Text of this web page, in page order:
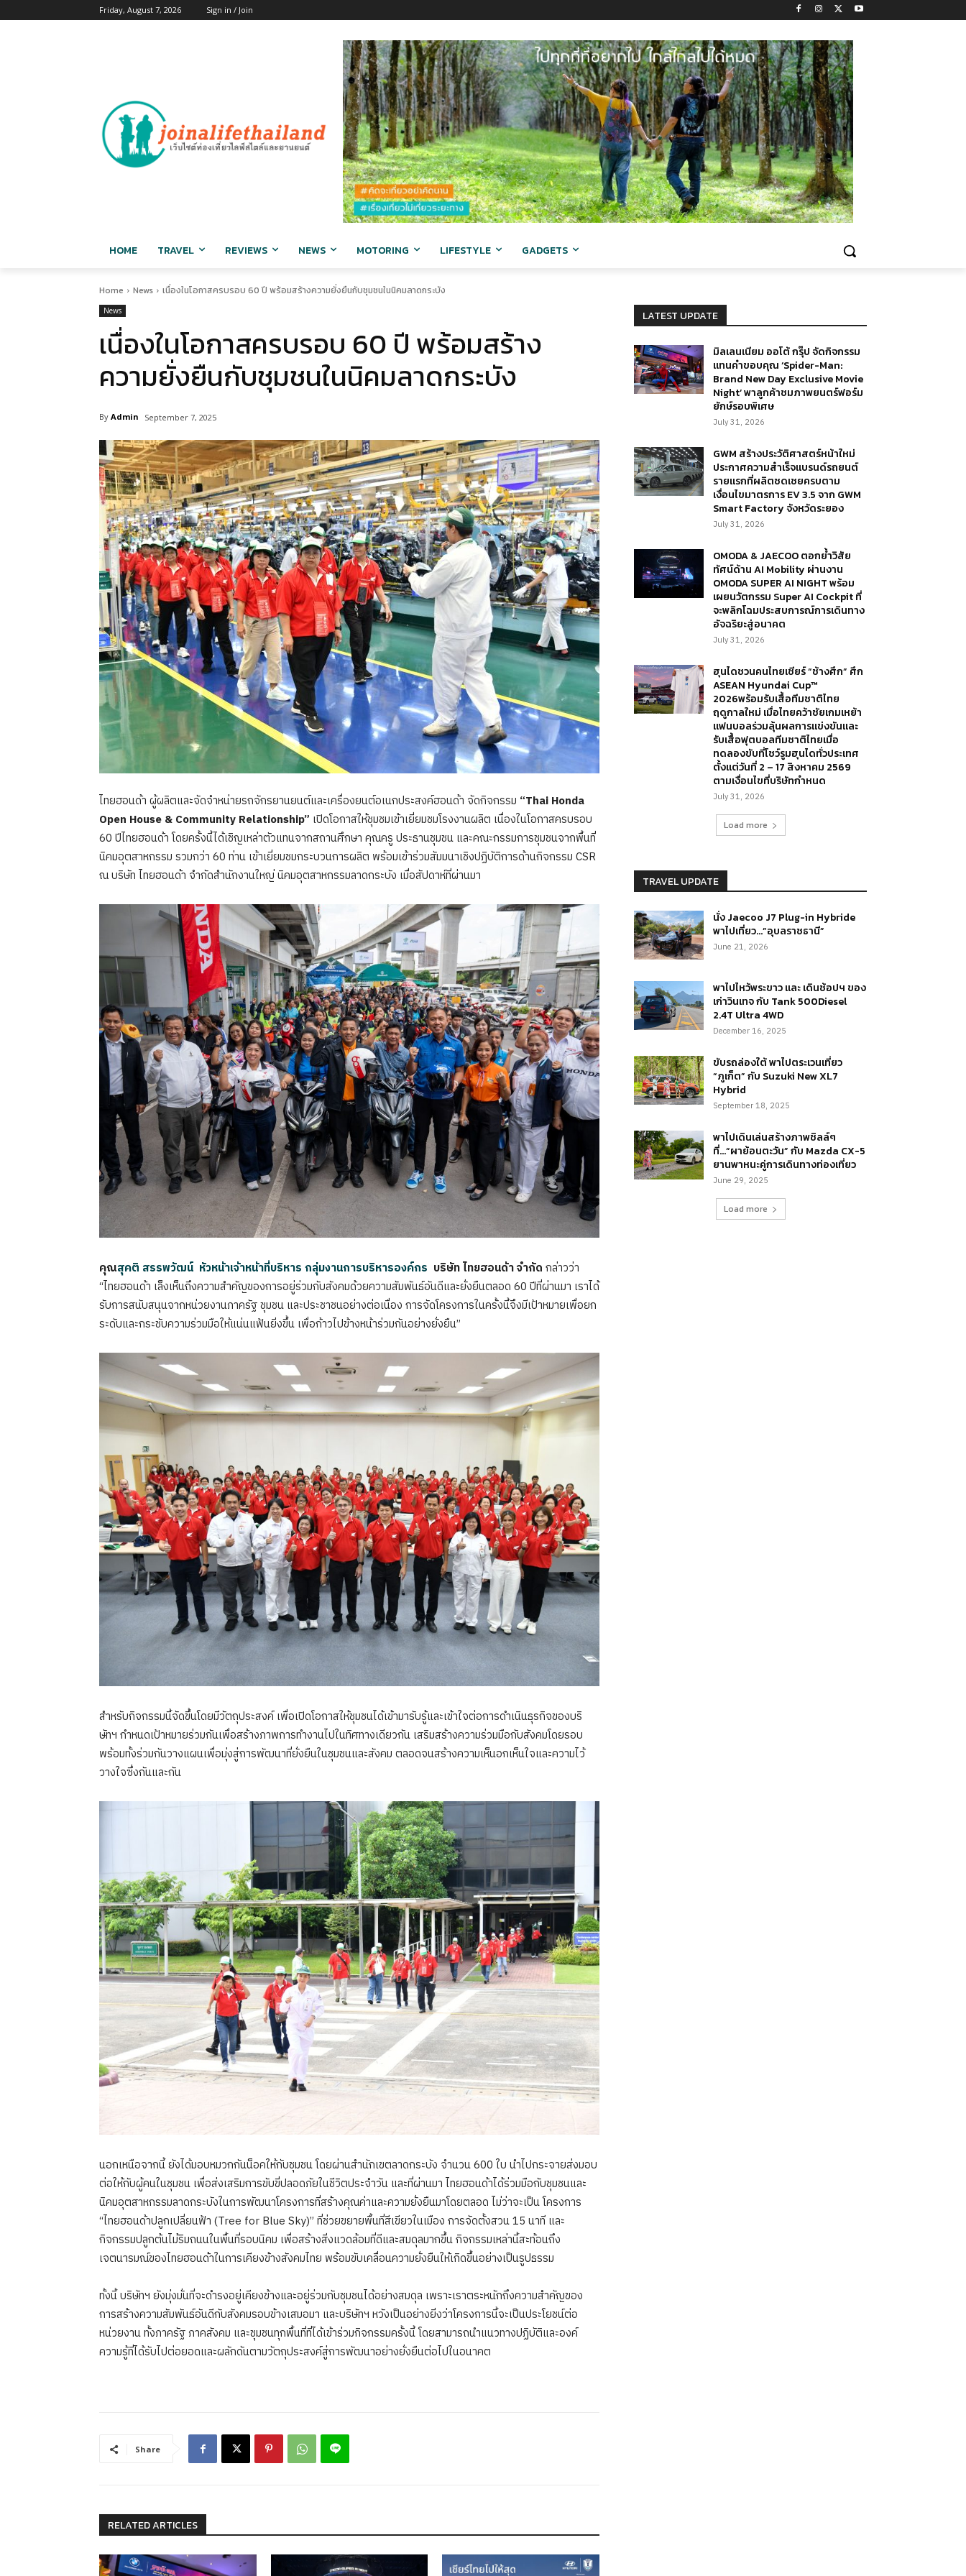
Friday, August 7, 2026 Sign in / Join
HOME TRAVEL REVIEWS NEWS MOTORING LIFESTYLE GADGETS
Home News เนื่องในโอกาสครบรอบ 60 ปี พร้อมสร้างความยั่งยืนกับชุมชนในนิคมลาดกระบัง
News
เนื่องในโอกาสครบรอบ 60 ปี พร้อมสร้าง
ความยั่งยืนกับชุมชนในนิคมลาดกระบัง
By Admin September 7, 2025
ไทยฮอนด้า ผู้ผลิตและจัดจำหน่ายรถจักรยานยนต์และเครื่องยนต์อเนกประสงค์ฮอนด้า จัดกิจกรรม “Thai Honda
Open House & Community Relationship” เปิดโอกาสให้ชุมชมเข้าเยี่ยมชมโรงงานผลิต เนื่องในโอกาสครบรอบ
60 ปีไทยฮอนด้า โดยครั้งนี้ได้เชิญเหล่าตัวแทนจากสถานศึกษา คุณครู ประธานชุมชน และคณะกรรมการชุมชนจากพื้นที่
นิคมอุตสาหกรรม รวมกว่า 60 ท่าน เข้าเยี่ยมชมกระบวนการผลิต พร้อมเข้าร่วมสัมมนาเชิงปฏิบัติการด้านกิจกรรม CSR
ณ บริษัท ไทยฮอนด้า จำกัดสำนักงานใหญ่ นิคมอุตสาหกรรมลาดกระบัง เมื่อสัปดาห์ที่ผ่านมา
คุณสุคติ สรรพวัฒน์ หัวหน้าเจ้าหน้าที่บริหาร กลุ่มงานการบริหารองค์กร บริษัท ไทยฮอนด้า จำกัด กล่าวว่า
“ไทยฮอนด้า เล็งเห็นถึงความสำคัญของการอยู่ร่วมกับสังคมด้วยความสัมพันธ์อันดีและยั่งยืนตลอด 60 ปีที่ผ่านมา เราได้
รับการสนับสนุนจากหน่วยงานภาครัฐ ชุมชน และประชาชนอย่างต่อเนื่อง การจัดโครงการในครั้งนี้จึงมีเป้าหมายเพื่อยก
ระดับและกระชับความร่วมมือให้แน่นแฟ้นยิ่งขึ้น เพื่อก้าวไปข้างหน้าร่วมกันอย่างยั่งยืน”
สำหรับกิจกรรมนี้จัดขึ้นโดยมีวัตถุประสงค์ เพื่อเปิดโอกาสให้ชุมชนได้เข้ามารับรู้และเข้าใจต่อการดำเนินธุรกิจของบริ
ษัทฯ กำหนดเป้าหมายร่วมกันเพื่อสร้างภาพการทำงานไปในทิศทางเดียวกัน เสริมสร้างความร่วมมือกับสังคมโดยรอบ
พร้อมทั้งร่วมกันวางแผนเพื่อมุ่งสู่การพัฒนาที่ยั่งยืนในชุมชนและสังคม ตลอดจนสร้างความเห็นอกเห็นใจและความไว้
วางใจซึ่งกันและกัน
นอกเหนือจากนี้ ยังได้มอบหมวกกันน็อคให้กับชุมชน โดยผ่านสำนักเขตลาดกระบัง จำนวน 600 ใบ นำไปกระจายส่งมอบ
ต่อให้กับผู้คนในชุมชน เพื่อส่งเสริมการขับขี่ปลอดภัยในชีวิตประจำวัน และที่ผ่านมา ไทยฮอนด้าได้ร่วมมือกับชุมชนและ
นิคมอุตสาหกรรมลาดกระบังในการพัฒนาโครงการที่สร้างคุณค่าและความยั่งยืนมาโดยตลอด ไม่ว่าจะเป็น โครงการ
“ไทยฮอนด้าปลูกเปลี่ยนฟ้า (Tree for Blue Sky)” ที่ช่วยขยายพื้นที่สีเขียวในเมือง การจัดตั้งสวน 15 นาที และ
กิจกรรมปลูกต้นไม้ริมถนนในพื้นที่รอบนิคม เพื่อสร้างสิ่งแวดล้อมที่ดีและสมดุลมากขึ้น กิจกรรมเหล่านี้สะท้อนถึง
เจตนารมณ์ของไทยฮอนด้าในการเคียงข้างสังคมไทย พร้อมขับเคลื่อนความยั่งยืนให้เกิดขึ้นอย่างเป็นรูปธรรม
ทั้งนี้ บริษัทฯ ยังมุ่งมั่นที่จะดำรงอยู่เคียงข้างและอยู่ร่วมกับชุมชนได้อย่างสมดุล เพราะเราตระหนักถึงความสำคัญของ
การสร้างความสัมพันธ์อันดีกับสังคมรอบข้างเสมอมา และบริษัทฯ หวังเป็นอย่างยิ่งว่าโครงการนี้จะเป็นประโยชน์ต่อ
หน่วยงาน ทั้งภาครัฐ ภาคสังคม และชุมชนทุกพื้นที่ที่ได้เข้าร่วมกิจกรรมครั้งนี้ โดยสามารถนำแนวทางปฏิบัติและองค์
ความรู้ที่ได้รับไปต่อยอดและผลักดันตามวัตถุประสงค์สู่การพัฒนาอย่างยั่งยืนต่อไปในอนาคต
Share
RELATED ARTICLES
LATEST UPDATE
มิลเลนเนียม ออโต้ กรุ๊ป จัดกิจกรรม
แทนคำขอบคุณ ‘Spider-Man:
Brand New Day Exclusive Movie
Night’ พาลูกค้าชมภาพยนตร์ฟอร์ม
ยักษ์รอบพิเศษ
July 31, 2026
GWM สร้างประวัติศาสตร์หน้าใหม่
ประกาศความสำเร็จแบรนด์รถยนต์
รายแรกที่ผลิตชดเชยครบตาม
เงื่อนไขมาตรการ EV 3.5 จาก GWM
Smart Factory จังหวัดระยอง
July 31, 2026
OMODA & JAECOO ตอกย้ำวิสัย
ทัศน์ด้าน AI Mobility ผ่านงาน
OMODA SUPER AI NIGHT พร้อม
เผยนวัตกรรม Super AI Cockpit ที่
จะพลิกโฉมประสบการณ์การเดินทาง
อัจฉริยะสู่อนาคต
July 31, 2026
ฮุนไดชวนคนไทยเชียร์ “ช้างศึก” ศึก
ASEAN Hyundai Cup™
2026พร้อมรับเสื้อทีมชาติไทย
ฤดูกาลใหม่ เมื่อไทยคว้าชัยเกมเหย้า
แฟนบอลร่วมลุ้นผลการแข่งขันและ
รับเสื้อฟุตบอลทีมชาติไทยเมื่อ
ทดลองขับที่โชว์รูมฮุนไดทั่วประเทศ
ตั้งแต่วันที่ 2 – 17 สิงหาคม 2569
ตามเงื่อนไขที่บริษัทกำหนด
July 31, 2026
Load more
TRAVEL UPDATE
นั่ง Jaecoo J7 Plug-in Hybride
พาไปเที่ยว…”อุบลราชธานี”
June 21, 2026
พาไปไหว้พระขาว และ เดินช้อปฯ ของ
เก่าวินเทจ กับ Tank 500Diesel
2.4T Ultra 4WD
December 16, 2025
ขับรถล่องใต้ พาไปตระเวนเที่ยว
“ภูเก็ต” กับ Suzuki New XL7
Hybrid
September 18, 2025
พาไปเดินเล่นสร้างภาพชิลล์ๆ
ที่…“ผาย้อนตะวัน” กับ Mazda CX-5
ยานพาหนะคู่การเดินทางท่องเที่ยว
June 29, 2025
Load more